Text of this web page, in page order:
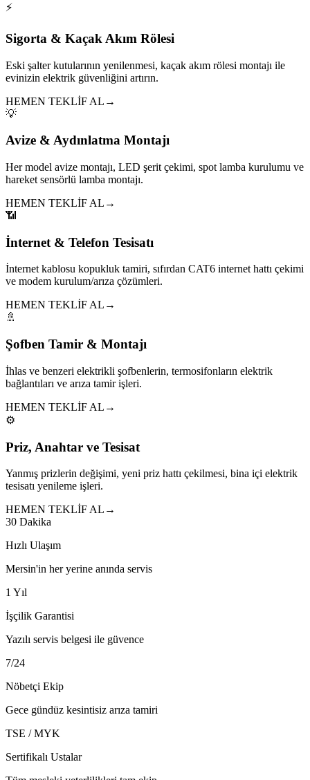
⚡
Sigorta & Kaçak Akım Rölesi
Eski şalter kutularının yenilenmesi, kaçak akım rölesi montajı ile
evinizin elektrik güvenliğini artırın.
HEMEN TEKLİF AL →
💡
Avize & Aydınlatma Montajı
Her model avize montajı, LED şerit çekimi, spot lamba kurulumu ve
hareket sensörlü lamba montajı.
HEMEN TEKLİF AL →
📶
İnternet & Telefon Tesisatı
İnternet kablosu kopukluk tamiri, sıfırdan CAT6 internet hattı çekimi
ve modem kurulum/arıza çözümleri.
HEMEN TEKLİF AL →
🚿
Şofben Tamir & Montajı
İhlas ve benzeri elektrikli şofbenlerin, termosifonların elektrik
bağlantıları ve arıza tamir işleri.
HEMEN TEKLİF AL →
⚙️
Priz, Anahtar ve Tesisat
Yanmış prizlerin değişimi, yeni priz hattı çekilmesi, bina içi elektrik
tesisatı yenileme işleri.
HEMEN TEKLİF AL →
30 Dakika
Hızlı Ulaşım
Mersin'in her yerine anında servis
1 Yıl
İşçilik Garantisi
Yazılı servis belgesi ile güvence
7/24
Nöbetçi Ekip
Gece gündüz kesintisiz arıza tamiri
TSE / MYK
Sertifikalı Ustalar